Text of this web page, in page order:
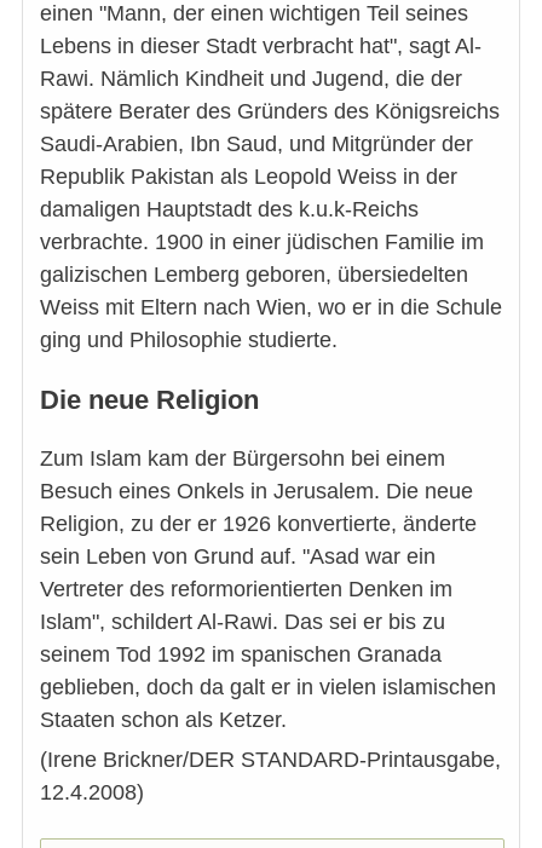
einen "Mann, der einen wichtigen Teil seines
Lebens in dieser Stadt verbracht hat", sagt Al-
Rawi. Nämlich Kindheit und Jugend, die der
spätere Berater des Gründers des Königsreichs
Saudi-Arabien, Ibn Saud, und Mitgründer der
Republik Pakistan als Leopold Weiss in der
damaligen Hauptstadt des k.u.k-Reichs
verbrachte. 1900 in einer jüdischen Familie im
galizischen Lemberg geboren, übersiedelten
Weiss mit Eltern nach Wien, wo er in die Schule
ging und Philosophie studierte.
Die neue Religion
Zum Islam kam der Bürgersohn bei einem
Besuch eines Onkels in Jerusalem. Die neue
Religion, zu der er 1926 konvertierte, änderte
sein Leben von Grund auf. "Asad war ein
Vertreter des reformorientierten Denken im
Islam", schildert Al-Rawi. Das sei er bis zu
seinem Tod 1992 im spanischen Granada
geblieben, doch da galt er in vielen islamischen
Staaten schon als Ketzer.
(Irene Brickner/DER STANDARD-Printausgabe,
12.4.2008)